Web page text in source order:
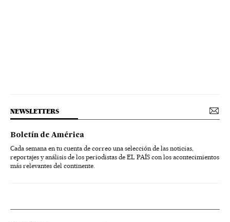
NEWSLETTERS
Boletín de América
Cada semana en tu cuenta de correo una selección de las noticias,
reportajes y análisis de los periodistas de EL PAÍS con los acontecimientos
más relevantes del continente.